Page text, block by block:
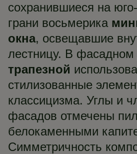
сохранившиеся на
грани восьмерика
окна, освещавшие
лестницу. В фасадном
трапезной
стилизованные
классицизма. Углы и
фасадов отмечены
белокаменными
Симметричность